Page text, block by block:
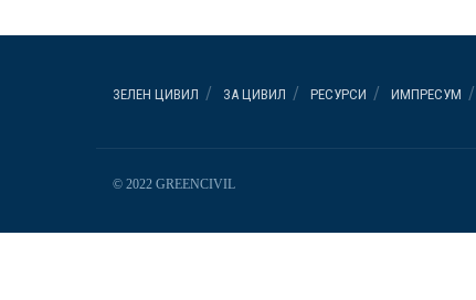
ЗЕЛЕН ЦИВИЛ ЗА ЦИВИЛ РЕСУРСИ ИМПРЕСУМ
© 2022 GREENCIVIL